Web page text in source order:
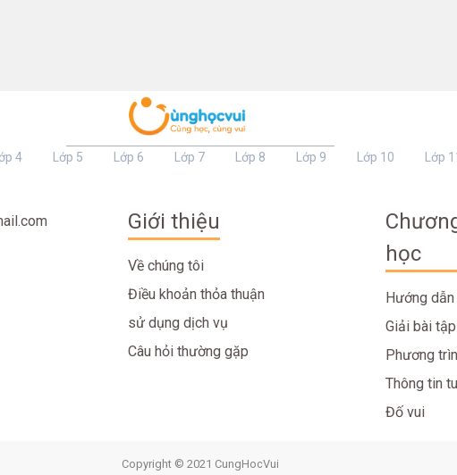
4 Lớp 5 Lớp 6 Lớp 7 Lớp 8 Lớp 9 Lớp 10 Lớp
Giới thiệu
Về chúng tôi
Điều khoản thỏa thuận
sử dụng dịch vụ
Câu hỏi thường gặp
học
Hướng
Giải bài tập
Phương
Thông tin
Đố vui
Copyright © 2021 CungHocVui